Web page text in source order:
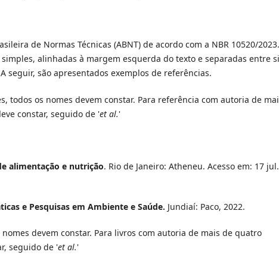
de Normas Técnicas (ABNT) de acordo com a NBR 10520/
alinhadas à margem esquerda do texto e separadas entre si
seguir, são apresentados exemplos de referências.
todos os nomes devem constar. Para referência com autoria de
constar, seguido de 'et al.'
alimentação e nutrição. Rio de Janeiro: Atheneu. Acesso em: 17 jul.
e Pesquisas em Ambiente e Saúde. Jundiaí: Paco, 2022.
devem constar. Para livros com autoria de mais de quatro
seguido de 'et al.'